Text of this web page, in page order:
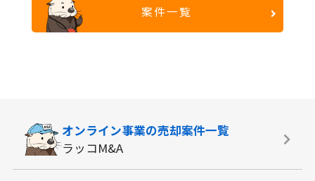
案件一覧
オンライン事業の売却案件一覧
ラッコM&A